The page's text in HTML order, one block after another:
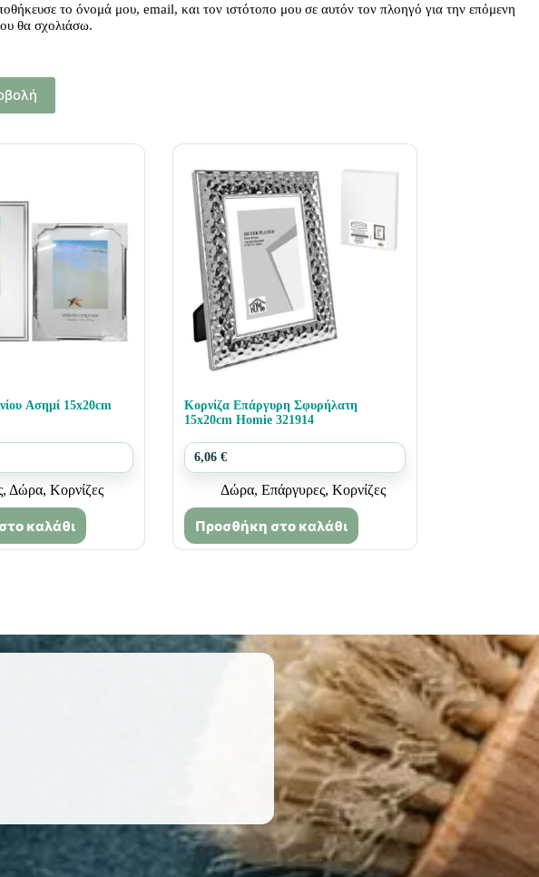
το όνομά μου, email, και τον ιστότοπο μου σε αυτόν τον πλοηγό για την επόμενη
θα σχολιάσω.
Ασημί 15x20cm
, Δώρα, Κορνίζες
καλάθι
Κορνίζα Επάργυρη Σφυρήλατη
15x20cm Homie 321914
6,06 €
Δώρα, Επάργυρες, Κορνίζες
Προσθήκη στο καλάθι